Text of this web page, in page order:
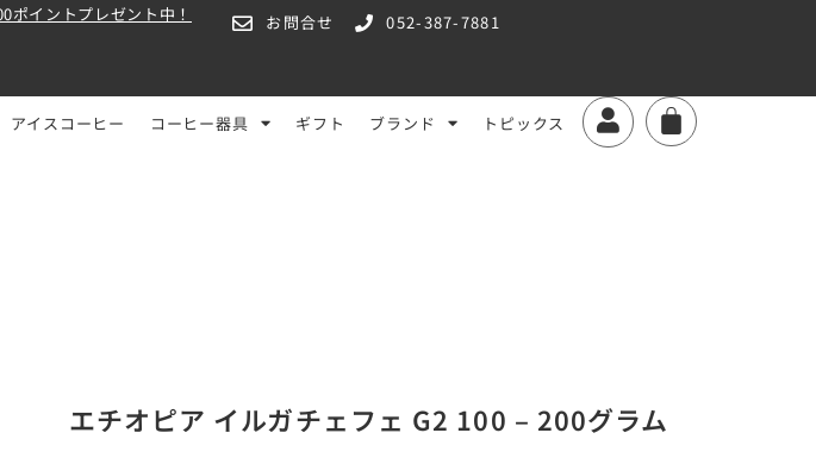
ポイントプレゼント中！ お問合せ 052-387-7881
アイスコーヒー コーヒー器具 ギフト ブランド トピックス
エチオピア イルガチェフェ G2 100 – 200グラム